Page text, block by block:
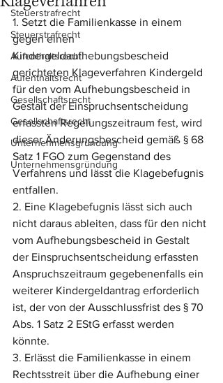
Steuerstrafrecht
Steuerstrafrecht
Aufenthaltsrecht
Aufenthaltsrecht
Gesellschaftsrecht
Gesellschaftsrecht
Unternehmensgründung
Unternehmensgründung
1. Setzt die Familienkasse in einem
gegen einen
Kindergeldaufhebungsbescheid
gerichteten Klageverfahren Kindergeld
für den vom Aufhebungsbescheid in
Gestalt der Einspruchsentscheidung
erfassten Regelungszeitraum fest, wird
dieser Änderungsbescheid gemäß § 68
Satz 1 FGO zum Gegenstand des
Verfahrens und lässt die Klagebefugnis
entfallen.
2. Eine Klagebefugnis lässt sich auch
nicht daraus ableiten, dass für den nicht
vom Aufhebungsbescheid in Gestalt
der Einspruchsentscheidung erfassten
Anspruchszeitraum gegebenenfalls ein
weiterer Kindergeldantrag erforderlich
ist, der von der Ausschlussfrist des § 70
Abs. 1 Satz 2 EStG erfasst werden
könnte.
3. Erlässt die Familienkasse in einem
Rechtsstreit über die Aufhebung einer